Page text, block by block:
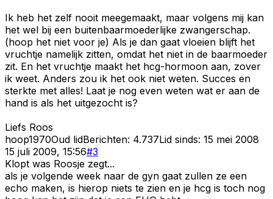
Ik heb het zelf nooit meegemaakt, maar volgens mij kan
het wel bij een buitenbaarmoederlijke zwangerschap.
(hoop het niet voor je) Als je dan gaat vloeien blijft het
vruchtje namelijk zitten, omdat het niet in de baarmoeder
zit. En het vruchtje maakt het hcg-hormoon aan, zover
ik weet. Anders zou ik het ook niet weten. Succes en
sterkte met alles! Laat je nog even weten wat er aan de
hand is als het uitgezocht is?
Liefs Roos
hoop1970Oud lidBerichten: 4.737Lid sinds: 15 mei 2008
15 juli 2009, 15:56#3
Klopt was Roosje zegt...
als je volgende week naar de gyn gaat zullen ze een
echo maken, is hierop niets te zien en je hcg is toch nog